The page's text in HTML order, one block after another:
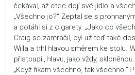
čekával, až otec dojí své jídlo a
„Všechno jo?“ Zeptal se s
a potáhl si z cigarety. „Jako co
Craig se zamračil, byl už teď také
Willa a trhl hlavou směrem ke stolu.
přistoupil, hlavu, jako vždy, skloněnou.
„Když řikám všechno, tak všechno.“